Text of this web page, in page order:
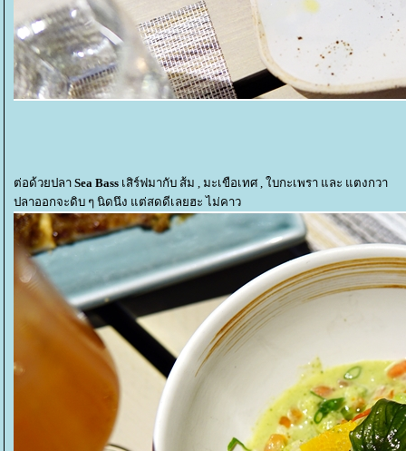
ต่อด้วยปลา Sea Bass เสิร์ฟมากับ ส้ม , มะเขือเทศ , ใบกะเพรา และ แตงกวา
ปลาออกจะดิบ ๆ นิดนึง แต่สดดีเลยฮะ ไม่คาว